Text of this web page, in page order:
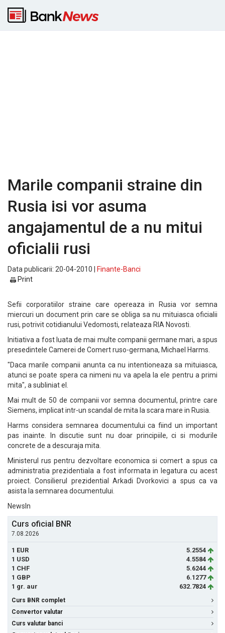
Marile companii straine din
Rusia isi vor asuma
angajamentul de a nu mitui
oficialii rusi
Data publicarii: 20-04-2010 |
Finante-Banci
Print
Sefii corporatiilor straine care opereaza in Rusia vor semna
miercuri un document prin care se obliga sa nu mituiasca oficialii
rusi, potrivit cotidianului Vedomosti, relateaza RIA Novosti.
Initiativa a fost luata de mai multe companii germane mari, a spus
presedintele Camerei de Comert ruso-germana, Michael Harms.
"Daca marile companii anunta ca nu intentioneaza sa mituiasca,
atunci se poate spera ca nimeni nu va apela la ele pentru a primi
mita", a subliniat el.
Mai mult de 50 de companii vor semna documentul, printre care
Siemens, implicat intr-un scandal de mita la scara mare in Rusia.
Harms considera semnarea documentului ca fiind un important
pas inainte. In discutie sunt nu doar principiile, ci si modurile
concrete de a descuraja mita.
Ministerul rus pentru dezvoltare economica si comert a spus ca
administratia prezidentiala a fost informata in legatura cu acest
proiect. Consilierul prezidential Arkadi Dvorkovici a spus ca va
asista la semnarea documentului.
NewsIn
Curs oficial BNR
7.08.2026
1 EUR
5.2554
1 USD
4.5584
1 CHF
5.6244
1 GBP
6.1277
1 gr. aur
632.7824
Curs BNR complet
Convertor valutar
Curs valutar banci